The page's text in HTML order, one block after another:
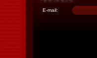
E-mail: